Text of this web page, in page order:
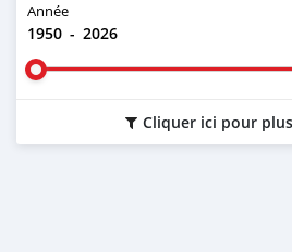
Année
1950 - 2026
Cliquer ici pour